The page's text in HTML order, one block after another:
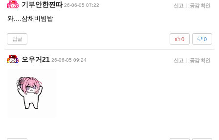
기부안한찐따 26-06-05 07:22 신고 공감 확인
와....삼채비빔밥
답글 0
0
오우거21 26-06-05 09:24 신고 공감 확인